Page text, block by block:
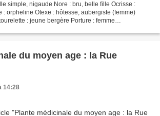
simple, nigaude Nore : bru, belle fille Ocrisse :
: orpheline Otexe : hôtesse, aubergiste (femme)
: jeune bergère Porture : femme
du moyen age : la Rue
14:28